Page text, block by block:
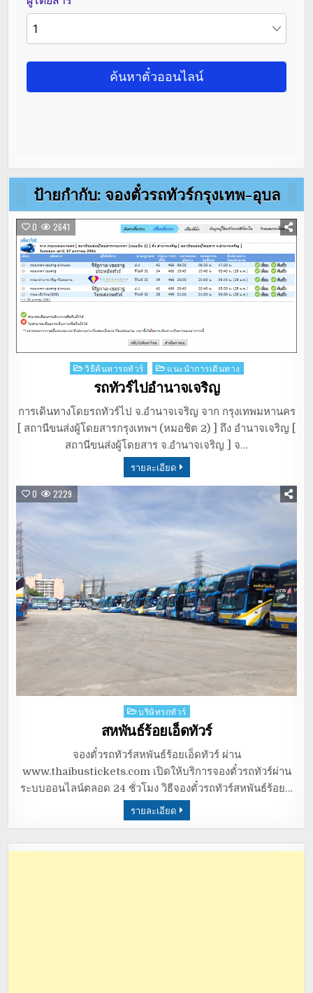
ป้ายกำกับ: จองตั๋วรถทัวร์กรุงเทพ-อุบล
0 2641
Posted
วิธีค้นหารถทัวร์ แนะนำการเดินทาง
รถทัวร์ไปอำนาจเจริญ
การเดินทางโดยรถทัวร์ไป จ.อำนาจเจริญ จาก กรุงเทพมหานคร
[ สถานีขนส่งผู้โดยสารกรุงเทพฯ (หมอชิต 2) ] ถึง อำนาจเจริญ [
สถานีขนส่งผู้โดยสาร จ.อำนาจเจริญ ] จ…
รายละเอียด
0 2229
Posted
in
บริษัทรถทัวร์
สหพันธ์ร้อยเอ็ดทัวร์
จองตั๋วรถทัวร์สหพันธ์ร้อยเอ็ดทัวร์ ผ่าน
www.thaibustickets.com เปิดให้บริการจองตั๋วรถทัวร์ผ่าน
ระบบออนไลน์ตลอด 24 ชั่วโมง วิธีจองตั๋วรถทัวร์สหพันธ์ร้อย…
รายละเอียด